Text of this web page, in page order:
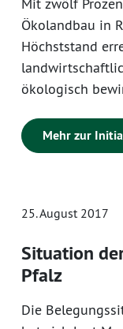
Ökolandbau in
Höchststand
ökologisch
möglichst
wirtschaftlichen
Mehr zur
25. August 2017
Situation
Pfalz
Die